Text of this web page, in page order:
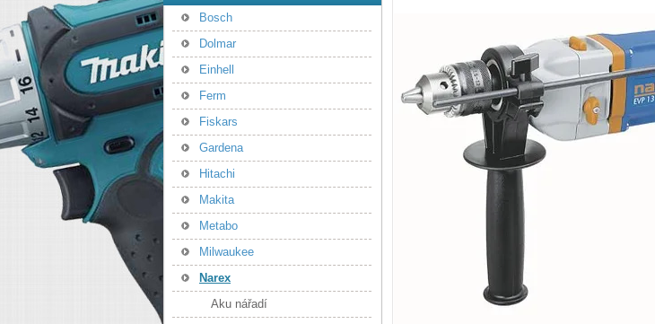
Bosch
Dolmar
Einhell
Ferm
Fiskars
Gardena
Hitachi
Makita
Metabo
Milwaukee
Narex
Aku nářadí